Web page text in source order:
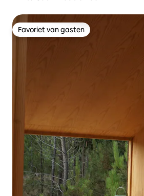
Favoriet van gasten
Favoriet van gasten